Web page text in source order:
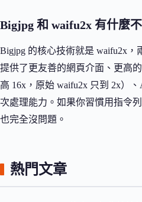
Bigjpg 和 waifu2x 有什麼
Bigjpg 的核心技術就是 waifu2x，
提供了更友善的網頁介面、更高
高 16x，原始 waifu2x 只到 2x）
次處理能力。如果你習慣用指令
也完全沒問題。
熱門文章